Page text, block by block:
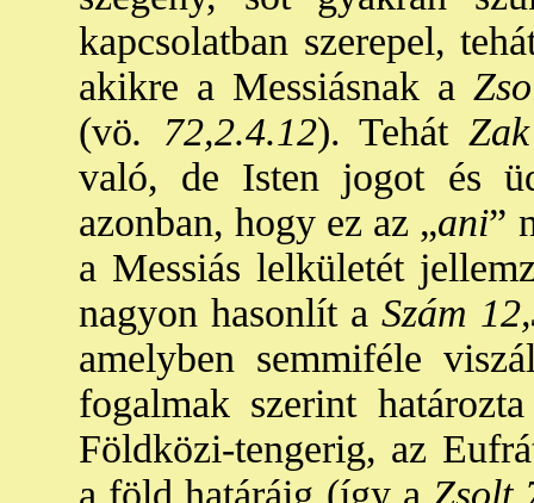
kapcsolatban szerepel,
akikre a Messiásnak a
(vö. 72,2.4.12). TehátZak
való, de Isten jogot és
azonban, hogy ez az „ani”
a Messiás lelkületét
nagyon hasonlít a Szám
amelyben semmiféle
fogalmak szerint
Földközi-tengerig, az
a föld határáig (így a Zsolt